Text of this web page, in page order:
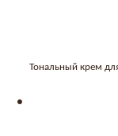
Тональный крем